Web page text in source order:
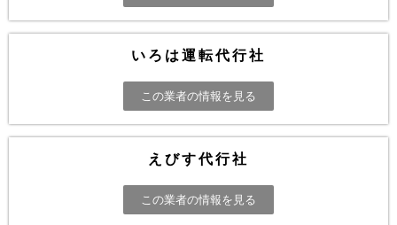
いろは運転代行社
この業者の情報を見る
えびす代行社
この業者の情報を見る